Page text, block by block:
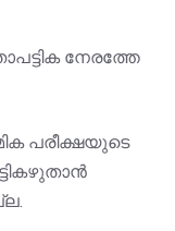
നേരത്തേ
പരീക്ഷയുടെ